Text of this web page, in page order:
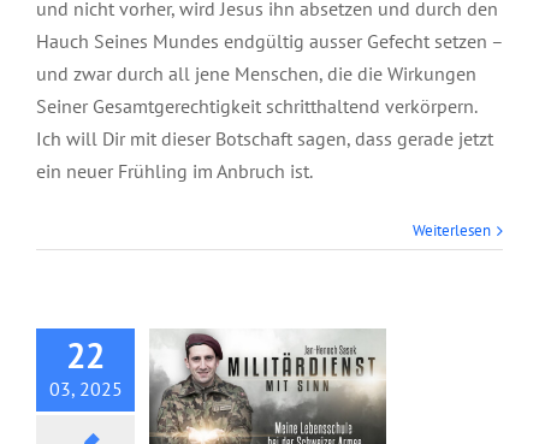
und nicht vorher, wird Jesus ihn absetzen und durch den
Hauch Seines Mundes endgültig ausser Gefecht setzen –
und zwar durch all jene Menschen, die die Wirkungen
Seiner Gesamtgerechtigkeit schritthaltend verkörpern.
Ich will Dir mit dieser Botschaft sagen, dass gerade jetzt
ein neuer Frühling im Anbruch ist.
Weiterlesen
22
03, 2025